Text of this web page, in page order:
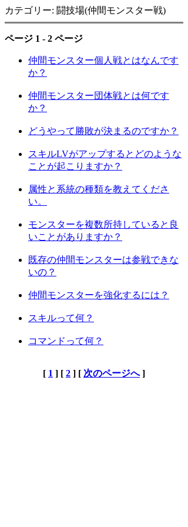
カテゴリー: 闘技場(仲間モンスター戦)
ページ 1 - 2 ページ
仲間モンスター個人戦とはなんです
か？
仲間モンスター団体戦とは何です
か？
どうやって勝敗が決まるのですか？
スキルLVがアップするとどのような
ことが起こりますか？
属性と系統の種類を教えてくださ
い。
モンスターを複数所持していると良
いことがありますか？
既存の仲間モンスターは参戦できな
いの？
仲間モンスターを強化するには？
スキルって何？
コマンドって何？
[ 1 ] [ 2 ] [ 次のページへ]